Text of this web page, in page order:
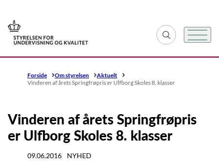
Gå til forsiden Fold søgefelt ud
Menu
Forside Om styrelsen
Aktuelt
Vinderen af årets Springfrøpris er Ulfborg Skoles 8. klasser
Vinderen af årets Springfrøpris
er Ulfborg Skoles 8. klasser
09.06.2016 NYHED